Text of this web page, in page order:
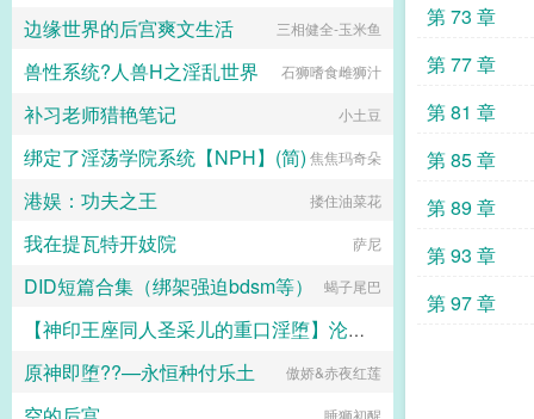
第 73 章
第 77 章
第 81 章
第 85 章
第 89 章
第 93 章
第 97 章
边缘世界的后宫爽文生活 三相健全-玉米鱼
兽性系统?人兽H之淫乱世界 石狮嗜食雌狮汁
补习老师猎艳笔记 小土豆
绑定了淫荡学院系统【NPH】(简) 焦焦玛奇朵
港娱：功夫之王 搂住油菜花
我在提瓦特开妓院 萨尼
DID短篇合集（绑架强迫bdsm等） 蝎子尾巴
【神印王座同人圣采儿的重口淫堕】沦为俘虏的轮回圣女被迫认老黑鬼为主，遭受折磨身心
黑星
原神即堕??—永恒种付乐土 傲娇&赤夜红莲
睡狮初醒